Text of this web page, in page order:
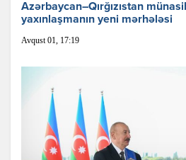
Azərbaycan–Qırğızıstan
yaxınlaşmanın yeni mərhələsi
Avqust 01, 17:19